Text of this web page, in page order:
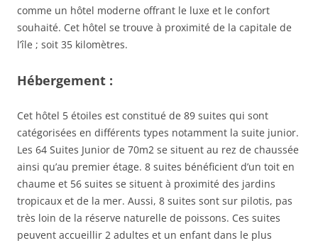
comme un hôtel moderne offrant le luxe et le confort
souhaité. Cet hôtel se trouve à proximité de la capitale de
l’île ; soit 35 kilomètres.
Hébergement :
Cet hôtel 5 étoiles est constitué de 89 suites qui sont
catégorisées en différents types notamment la suite junior.
Les 64 Suites Junior de 70m2 se situent au rez de chaussée
ainsi qu’au premier étage. 8 suites bénéficient d’un toit en
chaume et 56 suites se situent à proximité des jardins
tropicaux et de la mer. Aussi, 8 suites sont sur pilotis, pas
très loin de la réserve naturelle de poissons. Ces suites
peuvent accueillir 2 adultes et un enfant dans le plus